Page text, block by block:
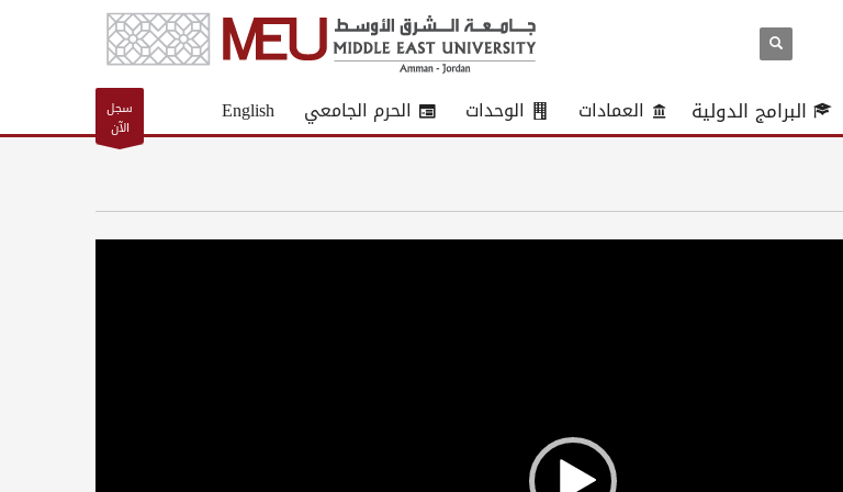
البرامج الدولية العمادات الوحدات الحرم الجامعي English
سجل
الآن